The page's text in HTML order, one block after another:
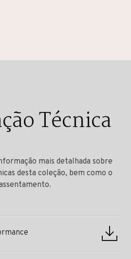
Técnica
mais detalhada sobre
desta coleção, bem como o